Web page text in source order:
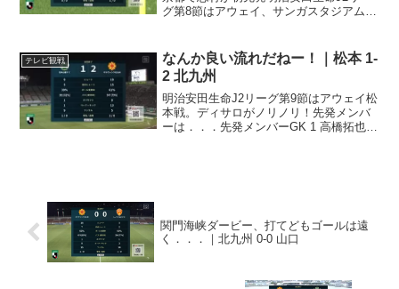
グ第8節はアウェイ、サンガスタジアムに
31 志村滉DF 5 村松航太DF 6 岡村和哉DF
...
テレビ観戦
なんか良い流れだねー！｜松本 1-
2 北九州
明治安田生命J2リーグ第9節はアウェイ松
本戦。ディサロがノリノリ！先発メンバ
ーは．．．先発メンバーGK 1 高橋拓也
関門海峡ダービー、打てどもゴールは遠
く．．．｜北九州 0-0 山口